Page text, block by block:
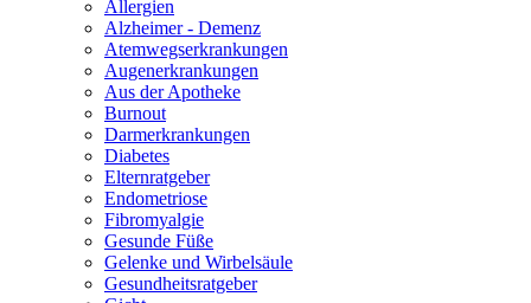
Allergien
Alzheimer - Demenz
Atemwegserkrankungen
Augenerkrankungen
Aus der Apotheke
Burnout
Darmerkrankungen
Diabetes
Elternratgeber
Endometriose
Fibromyalgie
Gesunde Füße
Gelenke und Wirbelsäule
Gesundheitsratgeber